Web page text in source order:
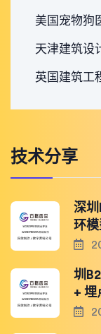
美国宠物狗
天津建筑设
英国建筑工
技术分享
深圳
环模
圳
+ 埋